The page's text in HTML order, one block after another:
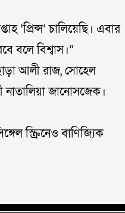
‘প্রিন্স’ চালিয়েছি। এবার
বলে বিশ্বাস।”
আলী রাজ, সোহেল
জানোসজেক।
স্ক্রিনেও বাণিজ্যিক